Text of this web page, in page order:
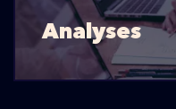
Analyses